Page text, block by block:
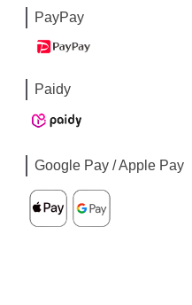
PayPay
Paidy
Google Pay / Apple Pay